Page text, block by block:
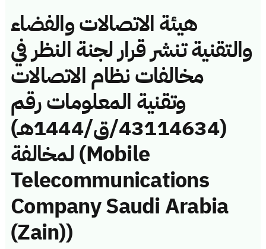
هيئة الاتصالات والفضاء
والتقنية تنشر قرار لجنة النظر في
مخالفات نظام الاتصالات
وتقنية المعلومات رقم
(43114634/ق/1444هـ)
لمخالفة (Mobile
Telecommunications
Company Saudi Arabia
(Zain))